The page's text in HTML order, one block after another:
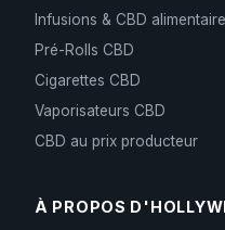
Infusions & CBD alimentaire
Pré-Rolls CBD
Cigarettes CBD
Vaporisateurs CBD
CBD au prix producteur
À PROPOS